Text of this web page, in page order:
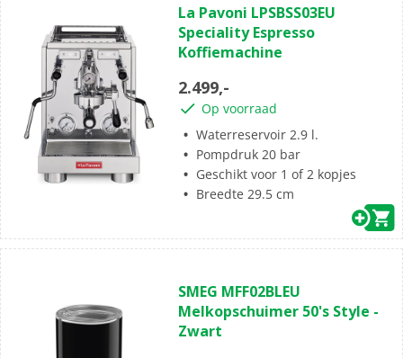
van
de
5
La Pavoni LPSBSS03EU
Speciality Espresso
Koffiemachine
2.499,-
Op voorraad
Waterreservoir 2.9 l.
Pompdruk 20 bar
Geschikt voor 1 of 2 kopjes
Breedte 29.5 cm
van
de
5
SMEG MFF02BLEU
Melkopschuimer 50's Style -
Zwart